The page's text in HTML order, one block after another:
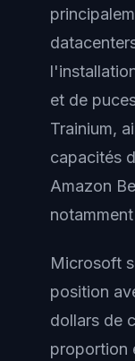
et de
Trainium,
capacités
Amazon
Microsoft
position
dollars de
proportion